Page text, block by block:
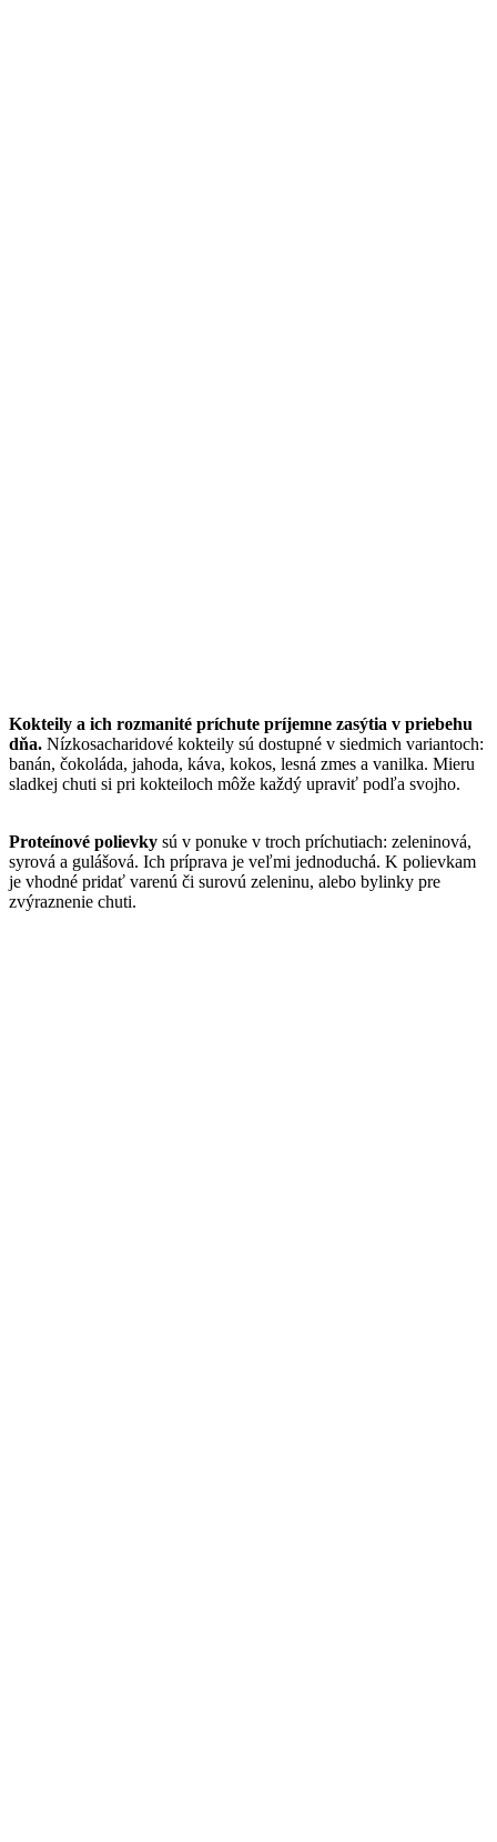
Kokteily a ich rozmanité príchute príjemne zasýtia v priebehu
dňa. Nízkosacharidové kokteily sú dostupné v siedmich variantoch:
banán, čokoláda, jahoda, káva, kokos, lesná zmes a vanilka. Mieru
sladkej chuti si pri kokteiloch môže každý upraviť podľa svojho.
Proteínové polievky sú v ponuke v troch príchutiach: zeleninová,
syrová a gulášová. Ich príprava je veľmi jednoduchá. K polievkam
je vhodné pridať varenú či surovú zeleninu, alebo bylinky pre
zvýraznenie chuti.